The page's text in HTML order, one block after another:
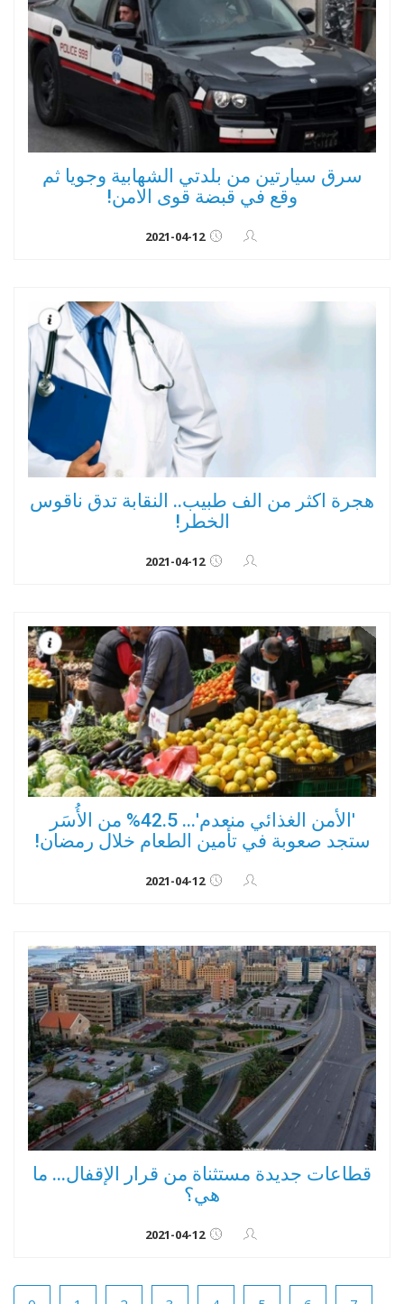
سرق سيارتين من بلدتي الشهابية وجويا ثم
وقع في قبضة قوى الامن!
2021-04-12
هجرة اكثر من الف طبيب.. النقابة تدق ناقوس
الخطر!
2021-04-12
'الأمن الغذائي منعدم'... 42.5% من الأُسَر
ستجد صعوبة في تأمين الطعام خلال رمضان!
2021-04-12
قطاعات جديدة مستثناة من قرار الإقفال... ما
هي؟
2021-04-12